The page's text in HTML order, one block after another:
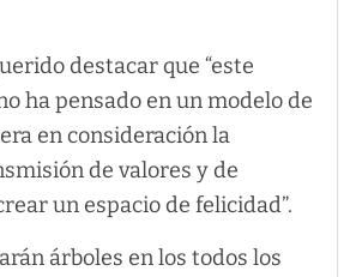
destacar que “este
ha pensado en un modelo de
en consideración la
de valores y de
un espacio de felicidad”.
árboles en los todos los